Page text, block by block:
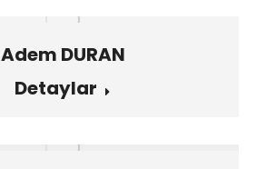
Adem DURAN
Detaylar